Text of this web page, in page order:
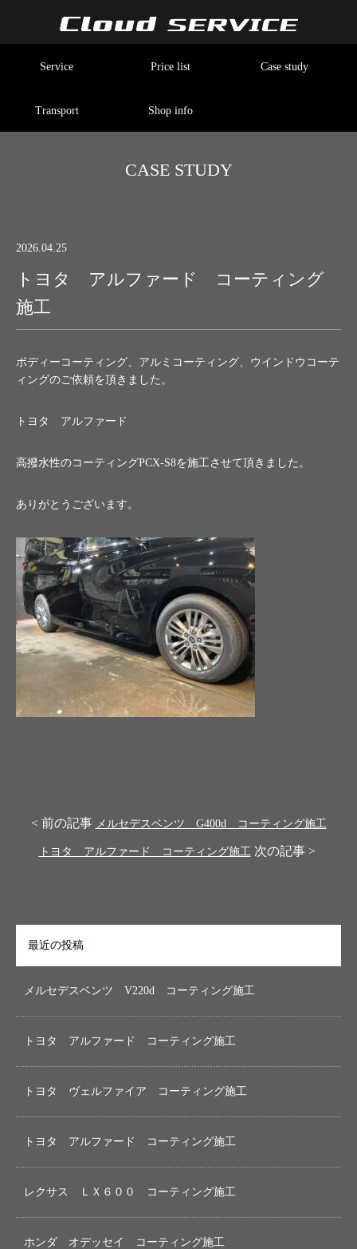
Service Price list Case study
Transport Shop info
CASE STUDY
2026.04.25
トヨタ アルファード コーティング
施工
ボディーコーティング、アルミコーティング、ウインドウコーテ
ィングのご依頼を頂きました。
トヨタ アルファード
高撥水性のコーティングPCX-S8を施工させて頂きました。
ありがとうございます。
< 前の記事 メルセデスベンツ G400d コーティング施工
トヨタ アルファード コーティング施工 次の記事 >
最近の投稿
メルセデスベンツ V220d コーティング施工
トヨタ アルファード コーティング施工
トヨタ ヴェルファイア コーティング施工
トヨタ アルファード コーティング施工
レクサス ＬＸ６００ コーティング施工
ホンダ オデッセイ コーティング施工